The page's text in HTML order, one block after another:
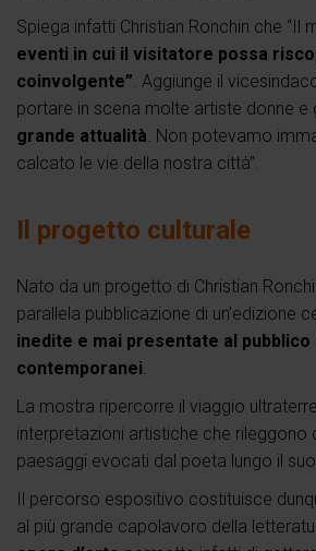
Spiega infatti Christian Ronchin che
eventi in cui il visitatore possa
coinvolgente”. Aggiunge il
portare in scena molte artiste donne e
grande attualità. Non potevamo
calcato le vie della nostra città”.
Il progetto culturale
Nato da un progetto di Christian
parallela pubblicazione di un’edizione
inedite e mai presentate al pubblico
contemporanei.
La mostra ripercorre il viaggio
interpretazioni artistiche che rileggono
paesaggi evocati dal poeta lungo il
Il percorso espositivo costituisce
al più grande capolavoro della